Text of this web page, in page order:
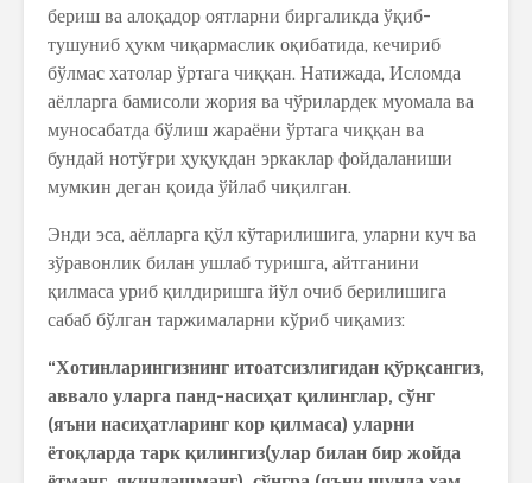
бериш ва алоқадор оятларни биргаликда ўқиб-
тушуниб ҳукм чиқармаслик оқибатида, кечириб
бўлмас хатолар ўртага чиққан. Натижада, Исломда
аёлларга бамисоли жория ва чўрилардек муомала ва
муносабатда бўлиш жараёни ўртага чиққан ва
бундай нотўғри ҳуқуқдан эркаклар фойдаланиши
мумкин деган қоида ўйлаб чиқилган.
Энди эса, аёлларга қўл кўтарилишига, уларни куч ва
зўравонлик билан ушлаб туришга, айтганини
қилмаса уриб қилдиришга йўл очиб берилишига
сабаб бўлган таржималарни кўриб чиқамиз:
“Хотинларингизнинг итоатсизлигидан қўрқсангиз,
аввало уларга панд-насиҳат қилинглар, сўнг
(яъни насиҳатларинг кор қилмаса) уларни
ётоқларда тарк қилингиз(улар билан бир жойда